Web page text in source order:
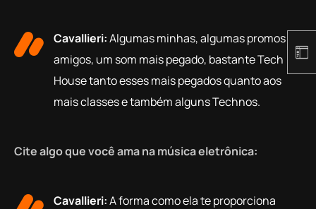
Cavallieri:Algumas minhas, algumas promos de
amigos, um som mais pegado, bastante Tech
House tanto esses mais pegados quanto aos
mais classes e também alguns Technos.
Cite algo que você ama na música eletrônica:
Cavallieri:A forma como ela te proporciona